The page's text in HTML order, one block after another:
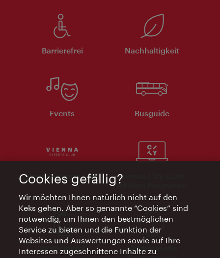
Barrierefrei Nachhaltigkeit
Events Busguide
Vienna Experts Club
Vienna City Card
Affiliate Programm
Werbemittel
Elektronische
Cookies gefällig?
Wir möchten Ihnen natürlich nicht auf den
Keks gehen. Aber so genannte “Cookies” sind
notwendig, um Ihnen den bestmöglichen
Service zu bieten und die Funktion der
Websites und Auswertungen sowie auf Ihre
Interessen zugeschnittene Inhalte zu